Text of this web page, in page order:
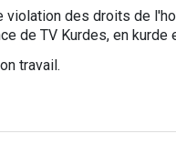
violation des droits de
de TV Kurdes, en kurde
travail.